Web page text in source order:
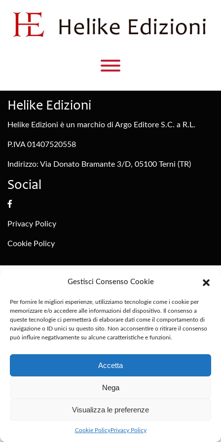
Gestisci Consenso Cookie
Per fornire le migliori esperienze, utilizziamo tecnologie come i cookie per
memorizzare e/o accedere alle informazioni del dispositivo. Il consenso a
queste tecnologie ci permetterà di elaborare dati come il comportamento di
navigazione o ID unici su questo sito. Non acconsentire o ritirare il consenso
può influire negativamente su alcune caratteristiche e funzioni.
Accetta
Nega
Visualizza le preferenze
Cookie PolicyPrivacy Policy
Helike Edizioni
Helike Edizioni è un marchio di Argo Editore S.C. a R.L.
P.IVA 01407520558
Indirizzo: Via Donato Bramante 3/D, 05100 Terni (TR)
Social
Privacy Policy
Cookie Policy